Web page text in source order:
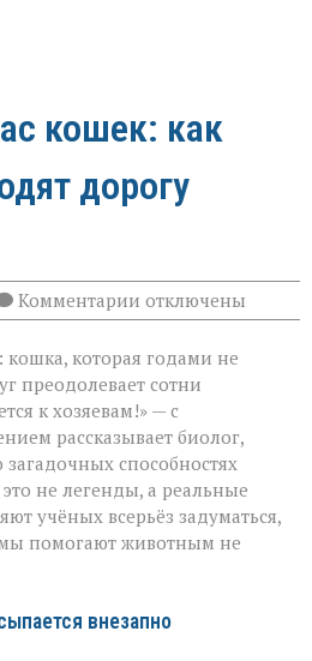
кошек: как
дорогу
Комментарии к
записи
компас
кошек:
питомцы
находят
дорогу
домой
отключены
кошка, которая годами не
преодолевает сотни
к хозяевам!» — с
рассказывает биолог,
способностях
не легенды, а реальные
учёных всерьёз задуматься,
помогают животным не
внезапно